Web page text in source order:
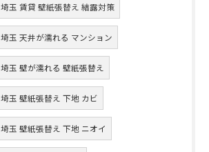
埼玉 賃貸 壁紙張替え 結露対策
埼玉 天井が濡れる マンション
埼玉 壁が濡れる 壁紙張替え
埼玉 壁紙張替え 下地 カビ
埼玉 壁紙張替え 下地 ニオイ